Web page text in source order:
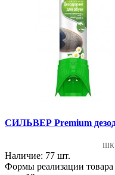
СИЛЬВЕР Premium
ШК:
Наличие: 77 шт.
Формы реализации товара